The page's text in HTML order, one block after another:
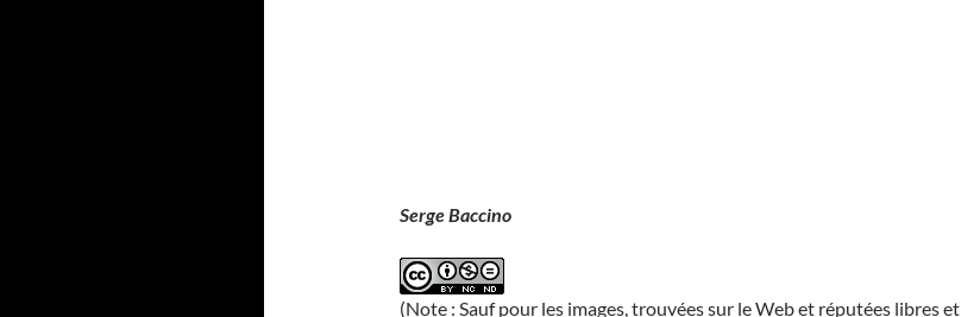
Serge Baccino
(Note : Sauf pour les images, trouvées sur le Web et réputées libres et